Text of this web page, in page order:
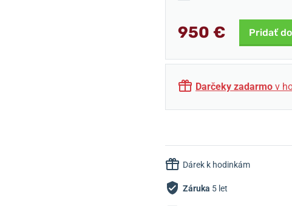
950 € Pridať
Darčeky zadarmo v
Dárek k hodinkám
Záruka 5 let